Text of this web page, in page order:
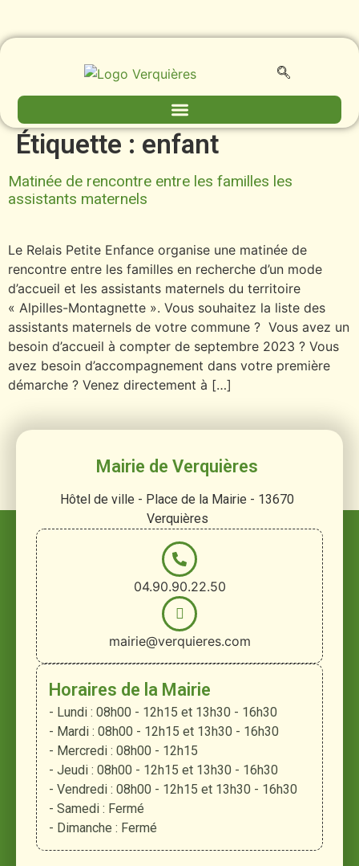
Étiquette : enfant
Matinée de rencontre entre les familles les
assistants maternels
Le Relais Petite Enfance organise une matinée de
rencontre entre les familles en recherche d’un mode
d’accueil et les assistants maternels du territoire
« Alpilles-Montagnette ». Vous souhaitez la liste des
assistants maternels de votre commune ? Vous avez un
besoin d’accueil à compter de septembre 2023 ? Vous
avez besoin d’accompagnement dans votre première
démarche ? Venez directement à […]
Mairie de Verquières
Hôtel de ville - Place de la Mairie - 13670
Verquières
04.90.90.22.50
mairie@verquieres.com
Horaires de la Mairie
- Lundi : 08h00 - 12h15 et 13h30 - 16h30
- Mardi : 08h00 - 12h15 et 13h30 - 16h30
- Mercredi : 08h00 - 12h15
- Jeudi : 08h00 - 12h15 et 13h30 - 16h30
- Vendredi : 08h00 - 12h15 et 13h30 - 16h30
- Samedi : Fermé
- Dimanche : Fermé